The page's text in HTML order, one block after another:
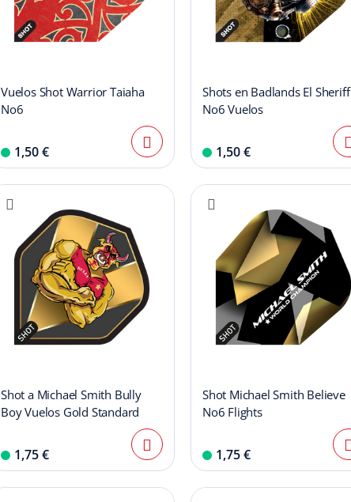
Vuelos Shot Warrior Taiaha
No6
1,50 €
Shots en Badlands El Sheriff
No6 Vuelos
1,50 €
Shot a Michael Smith Bully
Boy Vuelos Gold Standard
1,75 €
Shot Michael Smith Believe
No6 Flights
1,75 €